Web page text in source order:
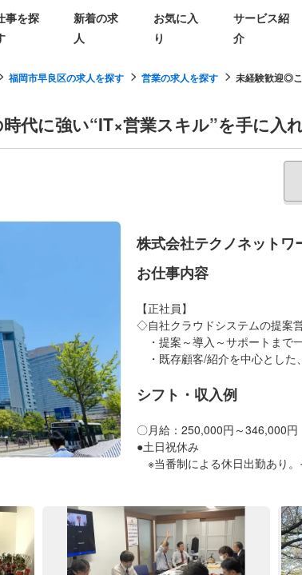
事を探
新着の求
人
お気に入
り
サービス紹
介
福岡市早良区の求人を探す 営業の求人を探す 未経験歓迎◎
代に強い“IT×営業スキル”を手に入
株式会社テクノネットワ
お仕事内容
【正社員】
◇自社クラウドシステムの提案
・提案～導入～サポートまで
・既存顧客/紹介を中心とした
シフト・収入例
〇月給：250,000円～346,000円
●土日祝休み
※当番制による休日出勤あり。